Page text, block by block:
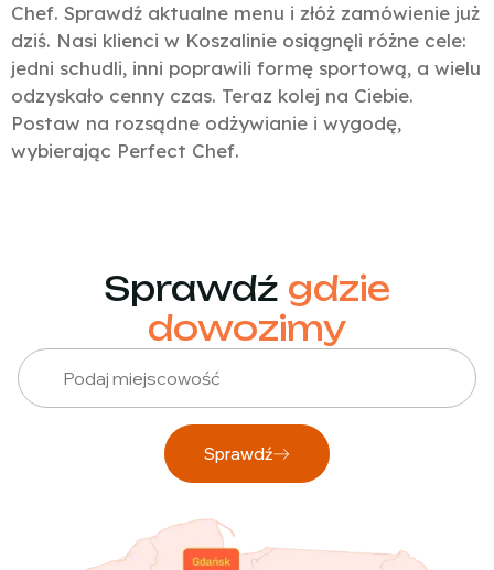
Chef. Sprawdź aktualne menu i złóż zamówienie już
dziś. Nasi klienci w Koszalinie osiągnęli różne cele:
jedni schudli, inni poprawili formę sportową, a wielu
odzyskało cenny czas. Teraz kolej na Ciebie.
Postaw na rozsądne odżywianie i wygodę,
wybierając Perfect Chef.
Sprawdź gdzie
dowozimy
Sprawdź